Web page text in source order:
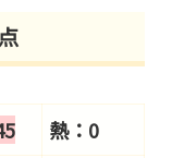
熱：0